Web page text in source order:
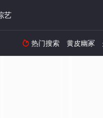
艺
 热门搜索 黄皮幽冢